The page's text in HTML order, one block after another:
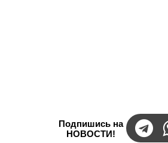
Подпишись на
НОВОСТИ!